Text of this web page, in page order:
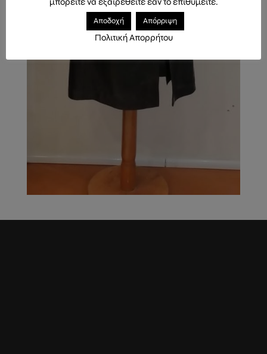
Αποδοχή Απόρριψη
Πολιτική Απορρήτου